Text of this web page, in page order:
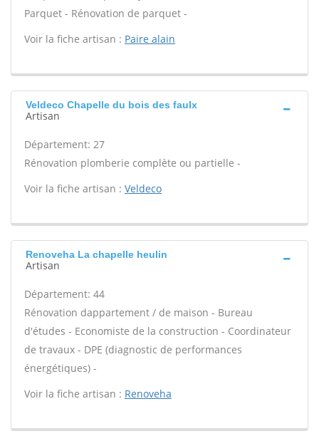
Parquet - Rénovation de parquet -
Voir la fiche artisan : Paire alain
Veldeco Chapelle du bois des faulx
Artisan
Département: 27
Rénovation plomberie complète ou partielle -
Voir la fiche artisan : Veldeco
Renoveha La chapelle heulin
Artisan
Département: 44
Rénovation dappartement / de maison - Bureau
d'études - Economiste de la construction - Coordinateur
de travaux - DPE (diagnostic de performances
énergétiques) -
Voir la fiche artisan : Renoveha